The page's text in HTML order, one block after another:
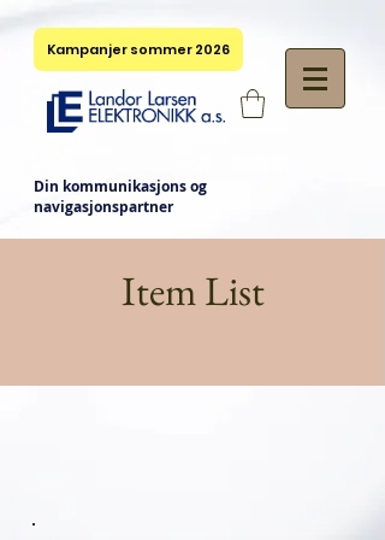
Kampanjer sommer 2026
Din kommunikasjons og
navigasjonspartner
Item List